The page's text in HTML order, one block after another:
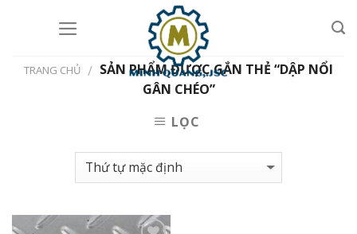
TRANG CHỦ / SẢN PHẨM ĐƯỢC GẮN THẺ “DẬP NỔI
GÂN CHÉO”
LỌC